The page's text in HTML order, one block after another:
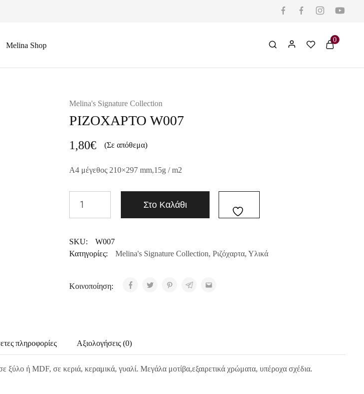
0
Melina's Signature Collection
ΡΙΖΟΧΑΡΤΟ W007
1,80€ (Σε απόθεμα)
A4 μέγεθος 210×297 mm,15g / m2
Στο Καλάθι
SKU:
W007
Κατηγορίες:
Melina's Signature Collection, Ριζόχαρτα, Υλικά
Κοινοποίηση:
πληροφορίες Αξιολογήσεις (0)
ξύλο ή MDF, σε κεριά, κεραμικά, γυαλί. Μεγάλα μοτίβα,εξαιρετικά χρώματα, υπέροχα σχέδια.